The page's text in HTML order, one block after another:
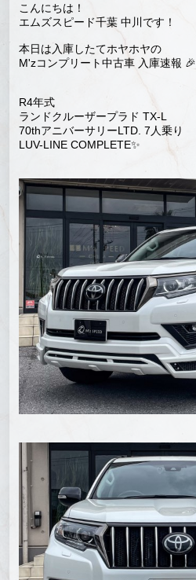
こんにちは！
エムズスピード千葉 中川です！
本日は入庫したてホヤホヤの
M'zコンプリート中古車 入庫速報 🎉
R4年式
ランドクルーザープラド TX-L
70thアニバーサリーLTD. 7人乗り
LUV-LINE COMPLETE✨